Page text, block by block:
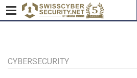
Inhalt
CYBERSECURITY